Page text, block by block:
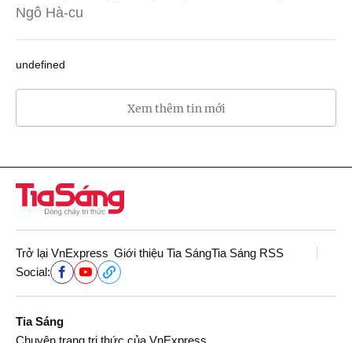
Ngô Hà-cu
undefined
Xem thêm tin mới
Trở lại VnExpress Giới thiệu Tia SángTia Sáng RSS
Social:
Tia Sáng
Chuyên trang tri thức của VnExpress